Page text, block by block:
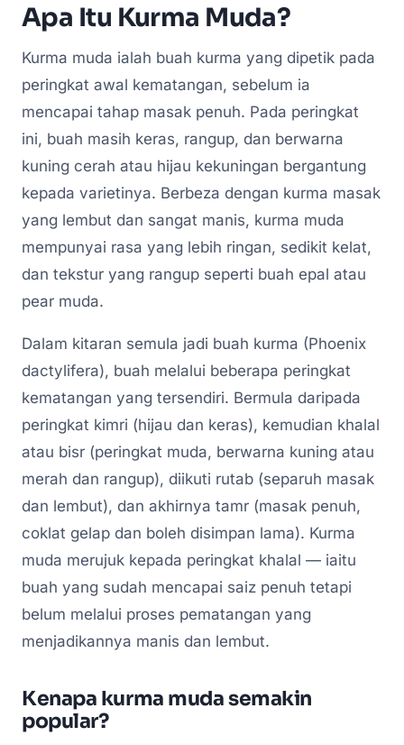
Apa Itu Kurma Muda?
Kurma muda ialah buah kurma yang dipetik pada
peringkat awal kematangan, sebelum ia
mencapai tahap masak penuh. Pada peringkat
ini, buah masih keras, rangup, dan berwarna
kuning cerah atau hijau kekuningan bergantung
kepada varietinya. Berbeza dengan kurma masak
yang lembut dan sangat manis, kurma muda
mempunyai rasa yang lebih ringan, sedikit kelat,
dan tekstur yang rangup seperti buah epal atau
pear muda.
Dalam kitaran semula jadi buah kurma (Phoenix
dactylifera), buah melalui beberapa peringkat
kematangan yang tersendiri. Bermula daripada
peringkat kimri (hijau dan keras), kemudian khalal
atau bisr (peringkat muda, berwarna kuning atau
merah dan rangup), diikuti rutab (separuh masak
dan lembut), dan akhirnya tamr (masak penuh,
coklat gelap dan boleh disimpan lama). Kurma
muda merujuk kepada peringkat khalal — iaitu
buah yang sudah mencapai saiz penuh tetapi
belum melalui proses pematangan yang
menjadikannya manis dan lembut.
Kenapa kurma muda semakin
popular?